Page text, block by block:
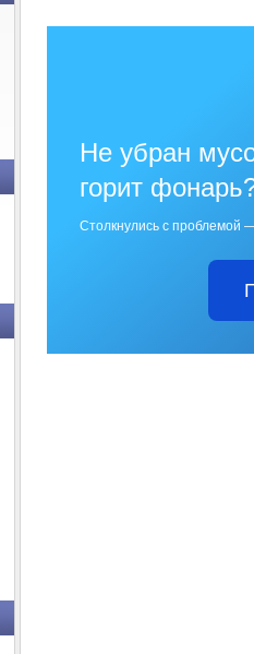
Не убран
горит
Столкнулись с проблемой